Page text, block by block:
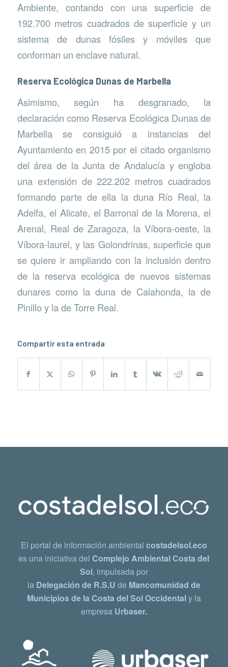
Ambiente, contando con una superficie de
192.700 metros cuadrados de superficie y un
sistema de dunas fósiles y móviles que
conforman un enclave natural.
Reserva Ecológica Dunas de Marbella
Asimismo, según ha desgranado, la
declaración como Reserva Ecológica Dunas de
Marbella se consiguió a instancias del
Ayuntamiento en 2015 por el citado organismo
del área de la Junta de Andalucía y engloba
una extensión de 222.202 metros cuadrados
formando parte de ella la duna Río Real, la
Adelfa, el Alicate, el Barronal de la Morena, el
Arenal, Real de Zaragoza, la Víbora-oeste, la
Víbora-laurel, y las Golondrinas, superficie que
se quiere ir ampliando con la inclusión dentro
de la reserva ecológica de nuevos sistemas
dunares como la duna de Calahonda, la de
Pinillo y la de Torre Real.
Compartir esta entrada
El portal de información ambiental costadelsol.eco
es una iniciativa delComplejo Ambiental Costa del
Sol, impulsada por
la Delegación de R.S.U de Mancomunidad de
Municipios de la Costa del Sol Occidentaly la
empresa Urbaser.